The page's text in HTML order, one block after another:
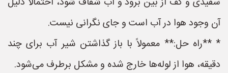
آن وجود هوا در آب است و جای نگرانی نیست.
* **راه حل:** معمولاً با باز گذاشتن شیر آب برای چند
دقیقه، هوا از لوله‌ها خارج شده و مشکل برطرف می‌شود.